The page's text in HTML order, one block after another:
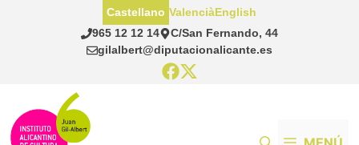
965 12 12 14
C/San Fernando, 44
gilalbert@diputacionalicante.es
Castellano ValenciàEnglish